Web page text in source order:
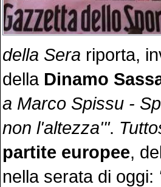
della Sera riporta,
della Dinamo
a Marco Spissu -
non l'altezza'".
partite europee,
nella serata di oggi: